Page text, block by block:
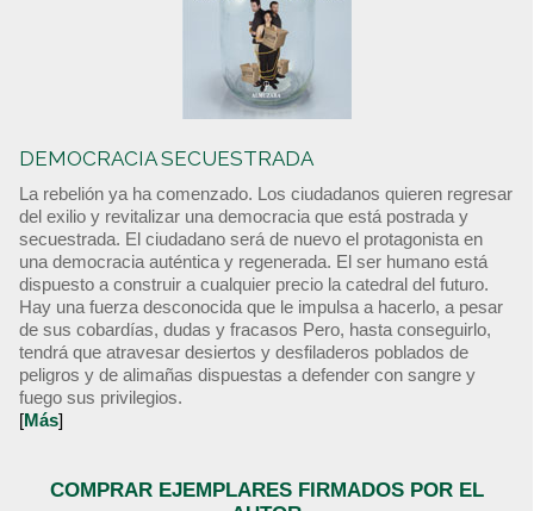
DEMOCRACIA SECUESTRADA
La rebelión ya ha comenzado. Los ciudadanos quieren regresar
del exilio y revitalizar una democracia que está postrada y
secuestrada. El ciudadano será de nuevo el protagonista en
una democracia auténtica y regenerada. El ser humano está
dispuesto a construir a cualquier precio la catedral del futuro.
Hay una fuerza desconocida que le impulsa a hacerlo, a pesar
de sus cobardías, dudas y fracasos Pero, hasta conseguirlo,
tendrá que atravesar desiertos y desfiladeros poblados de
peligros y de alimañas dispuestas a defender con sangre y
fuego sus privilegios.
[Más]
COMPRAR EJEMPLARES FIRMADOS POR EL